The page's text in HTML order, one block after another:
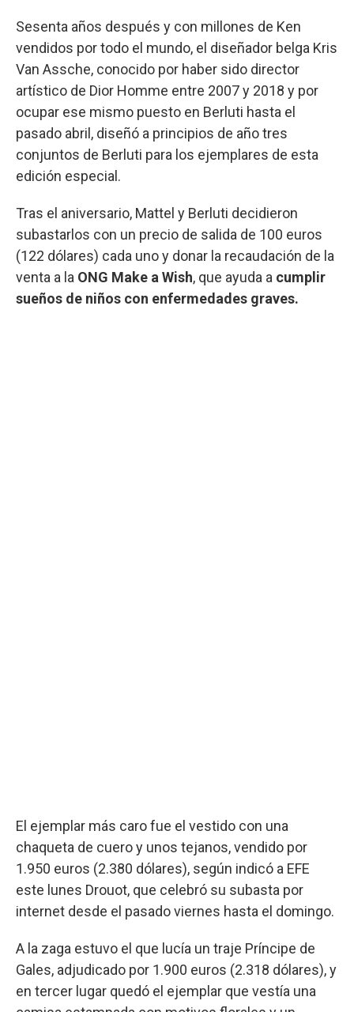
Sesenta años después y con millones de Ken
vendidos por todo el mundo, el diseñador belga Kris
Van Assche, conocido por haber sido director
artístico de Dior Homme entre 2007 y 2018 y por
ocupar ese mismo puesto en Berluti hasta el
pasado abril, diseñó a principios de año tres
conjuntos de Berluti para los ejemplares de esta
edición especial.
Tras el aniversario, Mattel y Berluti decidieron
subastarlos con un precio de salida de 100 euros
(122 dólares) cada uno y donar la recaudación de la
venta a la ONG Make a Wish, que ayuda a cumplir
sueños de niños con enfermedades graves.
El ejemplar más caro fue el vestido con una
chaqueta de cuero y unos tejanos, vendido por
1.950 euros (2.380 dólares), según indicó a EFE
este lunes Drouot, que celebró su subasta por
internet desde el pasado viernes hasta el domingo.
A la zaga estuvo el que lucía un traje Príncipe de
Gales, adjudicado por 1.900 euros (2.318 dólares), y
en tercer lugar quedó el ejemplar que vestía una